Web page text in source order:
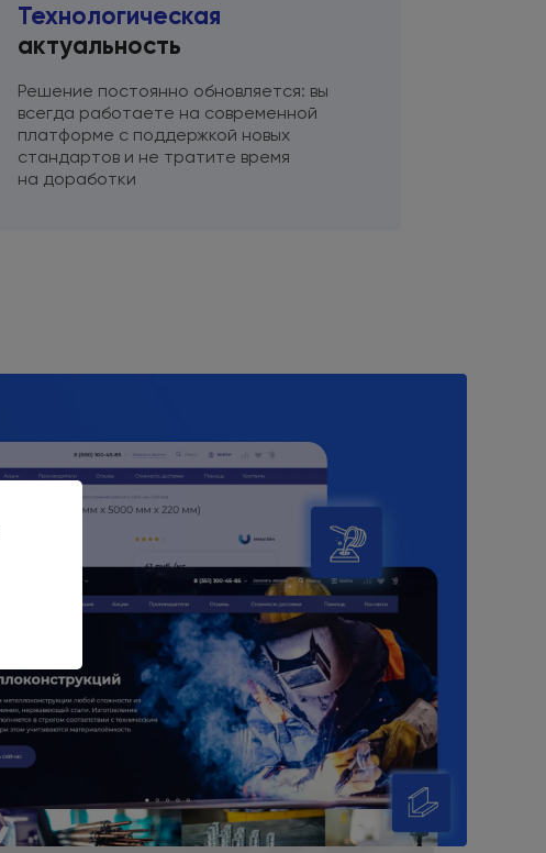
Технологическая
актуальность
Решение постоянно обновляется: вы
всегда работаете на современной
платформе с поддержкой новых
стандартов и не тратите время
на доработки